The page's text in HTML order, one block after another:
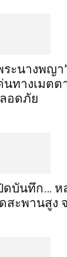
ระ​นาง​พญ
นทางเมต
อดภัย​
ดบันทึก… ห
สะพานสูง​